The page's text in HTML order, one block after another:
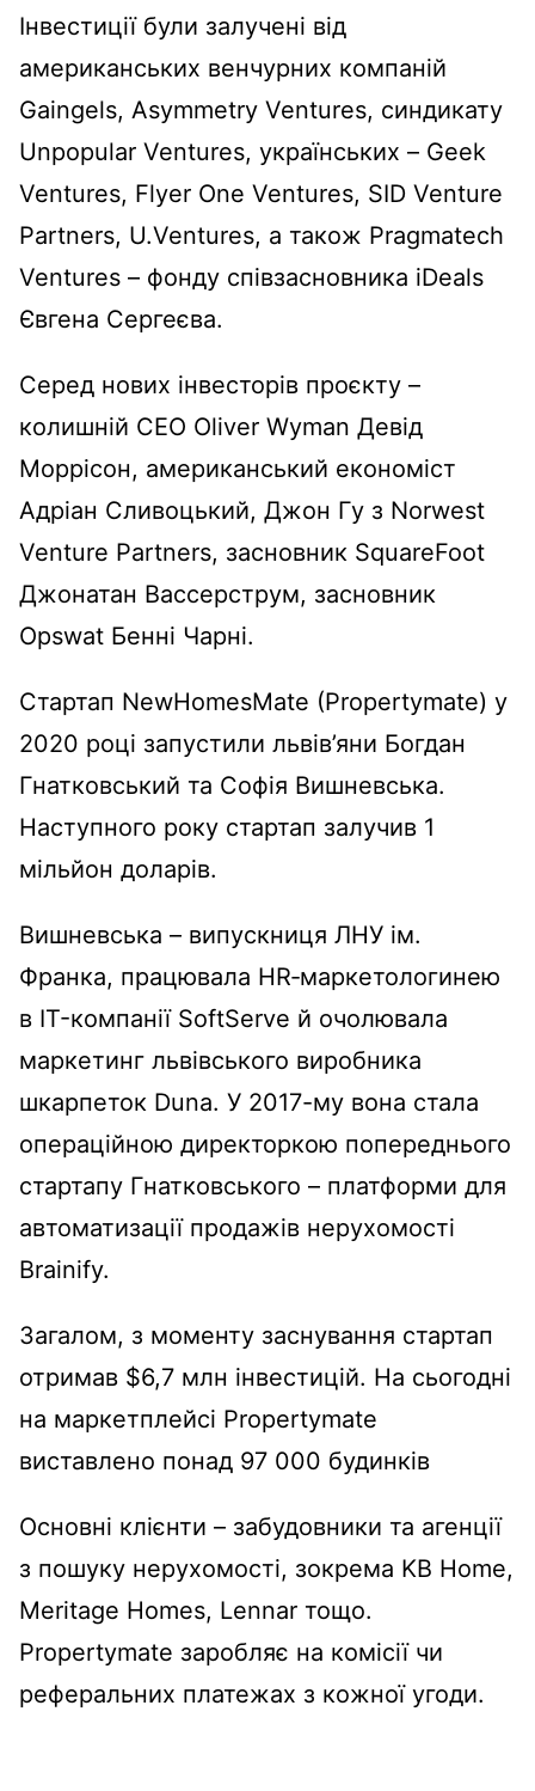
Інвестиції були залучені від
американських венчурних компаній
Gaingels, Asymmetry Ventures, синдикату
Unpopular Ventures, українських – Geek
Ventures, Flyer One Ventures, SID Venture
Partners, U.Ventures, а також Pragmatech
Ventures – фонду співзасновника iDeals
Євгена Сергеєва.
Серед нових інвесторів проєкту –
колишній CEO Oliver Wyman Девід
Моррісон, американський економіст
Адріан Сливоцький, Джон Гу з Norwest
Venture Partners, засновник SquareFoot
Джонатан Вассерструм, засновник
Opswat Бенні Чарні.
Стартап NewHomesMate (Propertymate) у
2020 році запустили львів’яни Богдан
Гнатковський та Софія Вишневська.
Наступного року стартап залучив 1
мільйон доларів.
Вишневська – випускниця ЛНУ ім.
Франка, працювала HR‑маркетологинею
в IT-компанії SoftServe й очолювала
маркетинг львівського виробника
шкарпеток Duna. У 2017-му вона стала
операційною директоркою попереднього
стартапу Гнатковського – платформи для
автоматизації продажів нерухомості
Brainify.
Загалом, з моменту заснування стартап
отримав $6,7 млн інвестицій. На сьогодні
на маркетплейсі Propertymate
виставлено понад 97 000 будинків
Основні клієнти – забудовники та агенції
з пошуку нерухомості, зокрема KB Home,
Meritage Homes, Lennar тощо.
Propertymate заробляє на комісії чи
реферальних платежах з кожної угоди.